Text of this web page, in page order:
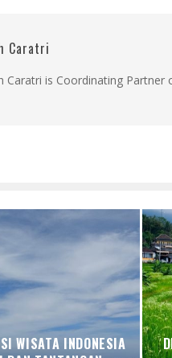
Caratri
Caratri is Coordinating Partner
WISATA INDONESIA